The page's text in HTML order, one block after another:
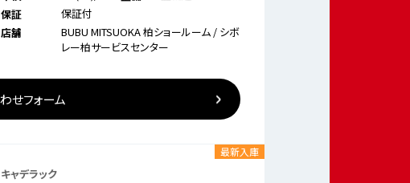
保証
保証付
店舗
BUBU MITSUOKA 柏ショールーム / シボ
レー柏サービスセンター
せフォーム
キャデラック
最新入庫